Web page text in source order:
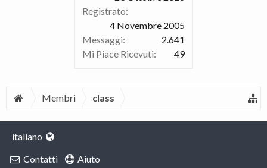
Registrato:
4 Novembre 2005
Messaggi:
2.641
Mi Piace Ricevuti:
49
Membri class
italiano
Contatti
Aiuto